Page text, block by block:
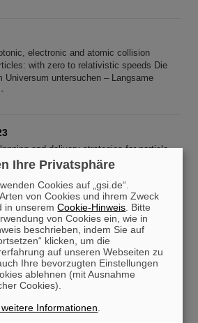
electronic and atomic collision
with zero to relativistic speeds Die
Universum untersuchen – Langsame
and delivery strategies for particle
movingtargets. Dr Graeff devised 4D-
for conformal motion mitigation, which his
and delivery strategies for particle
movingtargets. Dr Graeff devised 4D-
for conformal motion mitigation, which his
Ihre Privatsphäre
Cookies auf „gsi.de“.
von Cookies und ihrem Zweck
in unseremCookie-Hinweis . Bitte
von Cookies ein, wie in
beschrieben, indem Sie auf
klicken, um die
auf unseren Webseiten zu
Ihre bevorzugten Einstellungen
ablehnen (mit Ausnahme
Cookies).
Informationen